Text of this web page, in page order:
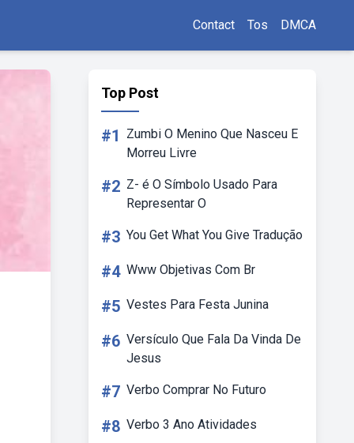
Contact Tos DMCA
Top Post
#1
Zumbi O Menino Que Nasceu E
Morreu Livre
#2 Z- é O Símbolo Usado Para
Representar O
#3 You Get What You Give Tradução
#4 Www Objetivas Com Br
#5 Vestes Para Festa Junina
#6 Versículo Que Fala Da Vinda De
Jesus
#7 Verbo Comprar No Futuro
#8 Verbo 3 Ano Atividades